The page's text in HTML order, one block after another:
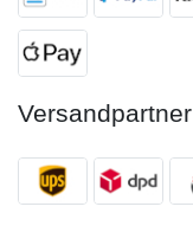
Versandpartner